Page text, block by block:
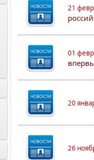
21
01
20
26